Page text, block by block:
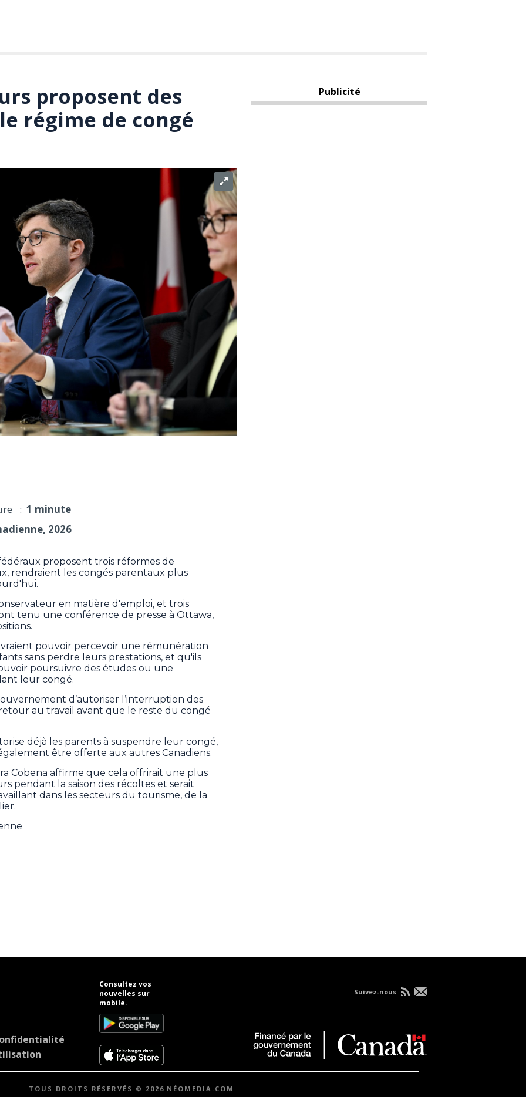
proposent des
régime de congé
: 1 minute
2026
proposent trois réformes de
rendraient les congés parentaux plus
en matière d'emploi, et trois
tenu une conférence de presse à Ottawa,
pouvoir percevoir une rémunération
sans perdre leurs prestations, et qu'ils
poursuivre des études ou une
leur congé.
d’autoriser l’interruption des
au travail avant que le reste du congé
déjà les parents à suspendre leur congé,
être offerte aux autres Canadiens.
Cobena affirme que cela offrirait une plus
pendant la saison des récoltes et serait
dans les secteurs du tourisme, de la
Publicité
Consultez vos
nouvelles sur
mobile.
Suivez-nous
TOUS DROITS RÉSERVÉS © 2026 NÉOMEDIA.COM